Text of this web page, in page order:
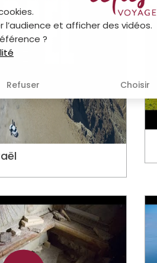
l’audience et afficher des vidéos.
?
Refuser Choisir